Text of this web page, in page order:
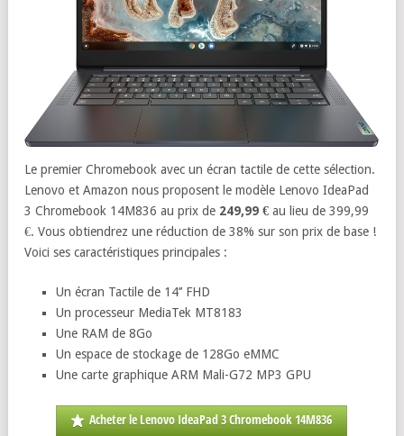
Le premier Chromebook avec un écran tactile de cette sélection.
Lenovo et Amazon nous proposent le modèle Lenovo IdeaPad
3 Chromebook 14M836 au prix de 249,99 € au lieu de 399,99
€. Vous obtiendrez une réduction de 38% sur son prix de base !
Voici ses caractéristiques principales :
Un écran Tactile de 14’’ FHD
Un processeur MediaTek MT8183
Une RAM de 8Go
Un espace de stockage de 128Go eMMC
Une carte graphique ARM Mali-G72 MP3 GPU
Acheter le Lenovo IdeaPad 3 Chromebook 14M836